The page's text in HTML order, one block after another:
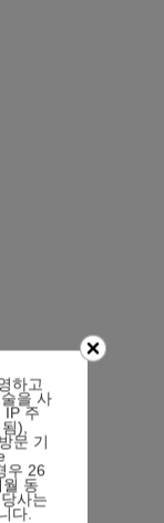
하고
을 사
IP 주
),
문 기
우 26
동
사는
다.